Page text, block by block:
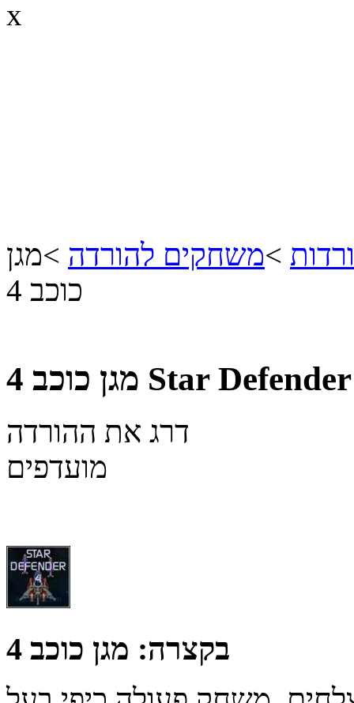
x
>משחקים להורדה >מגן
כוכב 4
Star
דרג את ההורדה
מועדפים
בקצרה: מגן כוכב 4